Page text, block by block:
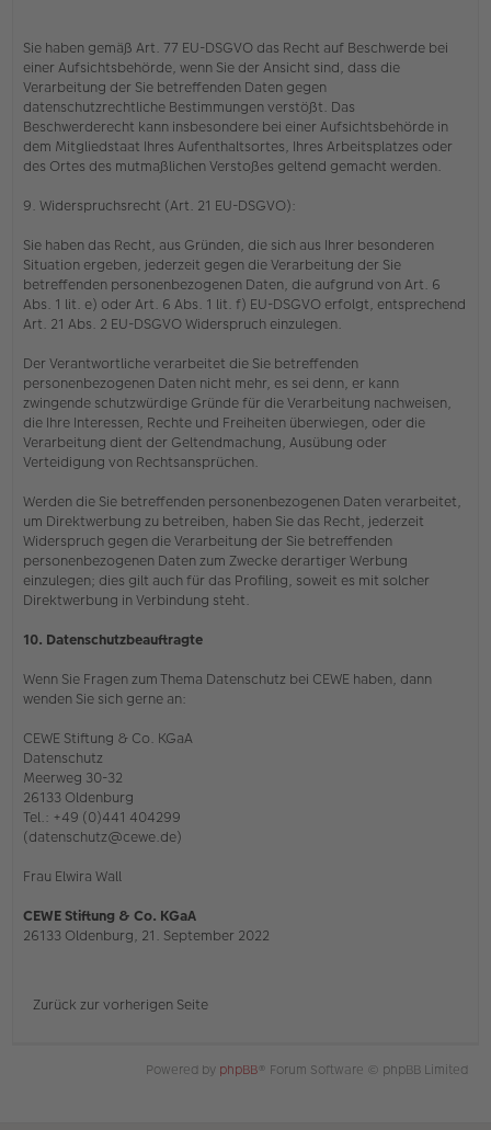
Sie haben gemäß Art. 77 EU-DSGVO das Recht auf Beschwerde bei
einer Aufsichtsbehörde, wenn Sie der Ansicht sind, dass die
Verarbeitung der Sie betreffenden Daten gegen
datenschutzrechtliche Bestimmungen verstößt. Das
Beschwerderecht kann insbesondere bei einer Aufsichtsbehörde in
dem Mitgliedstaat Ihres Aufenthaltsortes, Ihres Arbeitsplatzes oder
des Ortes des mutmaßlichen Verstoßes geltend gemacht werden.
9. Widerspruchsrecht (Art. 21 EU-DSGVO):
Sie haben das Recht, aus Gründen, die sich aus Ihrer besonderen
Situation ergeben, jederzeit gegen die Verarbeitung der Sie
betreffenden personenbezogenen Daten, die aufgrund von Art. 6
Abs. 1 lit. e) oder Art. 6 Abs. 1 lit. f) EU-DSGVO erfolgt, entsprechend
Art. 21 Abs. 2 EU-DSGVO Widerspruch einzulegen.
Der Verantwortliche verarbeitet die Sie betreffenden
personenbezogenen Daten nicht mehr, es sei denn, er kann
zwingende schutzwürdige Gründe für die Verarbeitung nachweisen,
die Ihre Interessen, Rechte und Freiheiten überwiegen, oder die
Verarbeitung dient der Geltendmachung, Ausübung oder
Verteidigung von Rechtsansprüchen.
Werden die Sie betreffenden personenbezogenen Daten verarbeitet,
um Direktwerbung zu betreiben, haben Sie das Recht, jederzeit
Widerspruch gegen die Verarbeitung der Sie betreffenden
personenbezogenen Daten zum Zwecke derartiger Werbung
einzulegen; dies gilt auch für das Profiling, soweit es mit solcher
Direktwerbung in Verbindung steht.
10. Datenschutzbeauftragte
Wenn Sie Fragen zum Thema Datenschutz bei CEWE haben, dann
wenden Sie sich gerne an:
CEWE Stiftung & Co. KGaA
Datenschutz
Meerweg 30-32
26133 Oldenburg
Tel.: +49 (0)441 404299
(datenschutz@cewe.de)
Frau Elwira Wall
CEWE Stiftung & Co. KGaA
26133 Oldenburg, 21. September 2022
Zurück zur vorherigen Seite
Powered by phpBB® Forum Software © phpBB Limited